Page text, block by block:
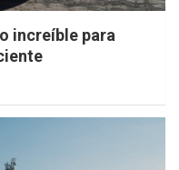
increíble para